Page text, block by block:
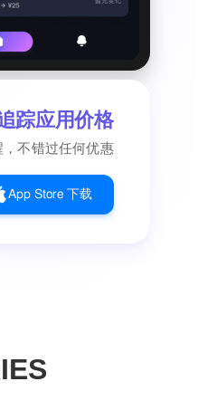
踪应用价格
不错过任何优惠
App Store 下载